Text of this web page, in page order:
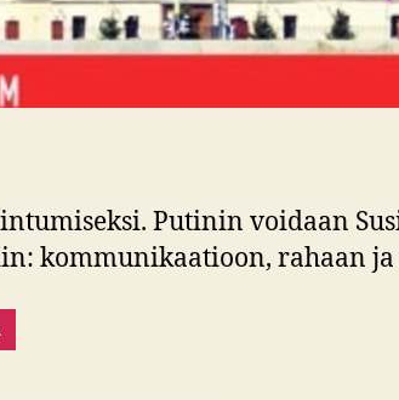
Putinin voidaan
kommunikaatioon, rahaan ja